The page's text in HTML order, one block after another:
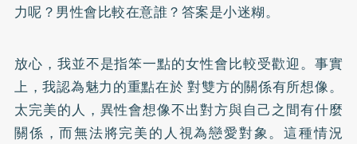
力呢？男性會比較在意誰？答案是小迷糊。
放心，我並不是指笨一點的女性會比較受歡迎。事實
上，我認為魅力的重點在於 對雙方的關係有所想像。
太完美的人，異性會想像不出對方與自己之間有什麼
關係，而無法將完美的人視為戀愛對象。這種情況